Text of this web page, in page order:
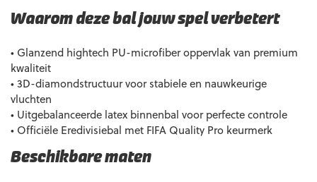
Waarom deze bal jouw spel verbetert
• Glanzend hightech PU-microfiber oppervlak van premium
kwaliteit
• 3D-diamondstructuur voor stabiele en nauwkeurige
vluchten
• Uitgebalanceerde latex binnenbal voor perfecte controle
• Officiële Eredivisiebal met FIFA Quality Pro keurmerk
Beschikbare maten